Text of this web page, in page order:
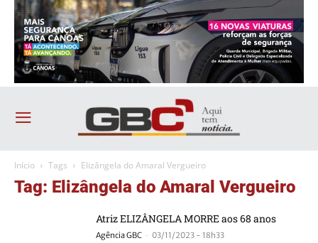
Início Tags Elizângela do Amaral Vergueiro
Tag: Elizângela do Amaral Vergueiro
Atriz ELIZÂNGELA MORRE aos 68 anos
Agência GBC - 03/11/2023 - 18h33